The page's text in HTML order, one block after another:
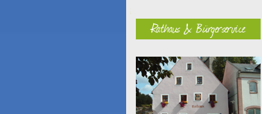
Rathaus & Bürgerservice